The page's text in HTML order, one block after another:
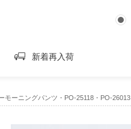
新着再入荷
モーニングパンツ・PO-25118・PO-26013